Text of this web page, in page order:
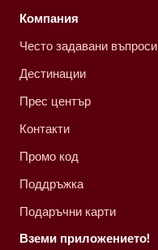
Компания
Често задавани въпроси
Дестинации
Прес център
Контакти
Промо код
Поддръжка
Подаръчни карти
Вземи приложението!